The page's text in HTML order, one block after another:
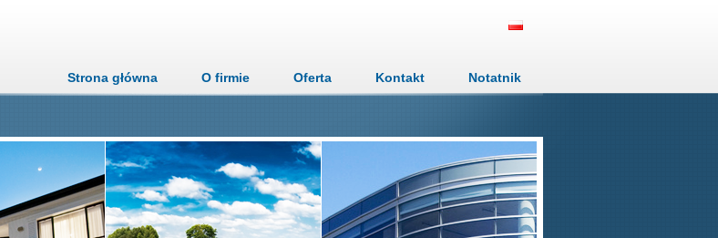
Strona główna O firmie Oferta Kontakt Notatnik